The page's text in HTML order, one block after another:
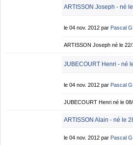
ARTISSON Joseph - né
le 04 nov. 2012 par Pascal
ARTISSON Joseph né le
JUBECOURT Henri - né
le 04 nov. 2012 par Pascal
JUBECOURT Henri né le
ARTISSON Alain - né le
le 04 nov. 2012 par Pascal